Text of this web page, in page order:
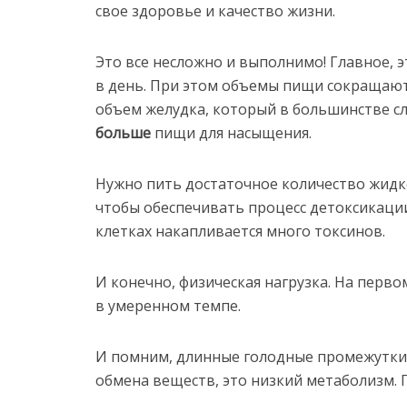
свое здоровье и качество жизни.
Это все несложно и выполнимо! Главное,
в день. При этом объемы пищи
объем желудка, который в большинстве
больше пищи для насыщения.
Нужно пить достаточное количество
чтобы обеспечивать процесс
клетках накапливается много токсинов.
И конечно, физическая нагрузка. На
в умеренном темпе.
И помним, длинные голодные
обмена веществ, это низкий